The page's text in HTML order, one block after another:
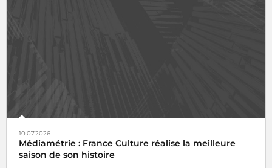
10.07.2026
Médiamétrie : France Culture réalise la meilleure
saison de son histoire